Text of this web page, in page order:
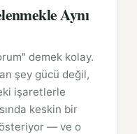
Aynı
demek kolay.
şey gücü değil,
işaretlerle
keskin bir
— ve o